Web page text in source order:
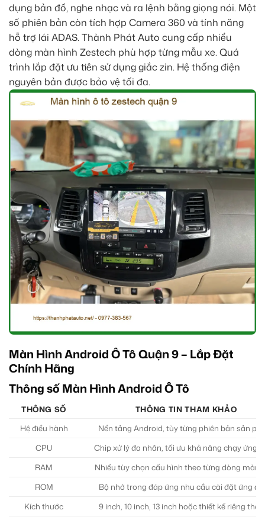
dụng bản đồ, nghe nhạc và ra lệnh bằng giọng nói. Một
số phiên bản còn tích hợp Camera 360 và tính năng
hỗ trợ lái ADAS. Thành Phát Auto cung cấp nhiều
dòng màn hình Zestech phù hợp từng mẫu xe. Quá
trình lắp đặt ưu tiên sử dụng giắc zin. Hệ thống điện
nguyên bản được bảo vệ tối đa.
Màn Hình Android Ô Tô Quận 9 – Lắp Đặt
Chính Hãng
Thông số Màn Hình Android Ô Tô
THÔNG SỐ
THÔNG TIN THAM KHẢO
Hệ điều hành
Nền tảng Android, tùy từng phiên bản sản
CPU
Chip xử lý đa nhân, tối ưu khả năng chạy ứng
RAM
Nhiều tùy chọn cấu hình theo từng dòng màn
ROM
Bộ nhớ trong đáp ứng nhu cầu cài đặt ứng
Kích thước
9 inch, 10 inch, 13 inch hoặc thiết kế riêng theo